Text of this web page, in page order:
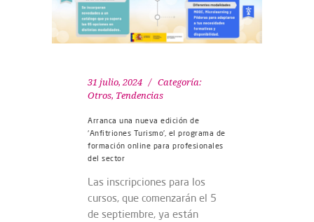
31 julio, 2024
Categoría:
Otros, Tendencias
Arranca una nueva edición de
‘Anfitriones Turismo’, el programa de
formación online para profesionales
del sector
Las inscripciones para los
cursos, que comenzarán el 5
de septiembre, ya están